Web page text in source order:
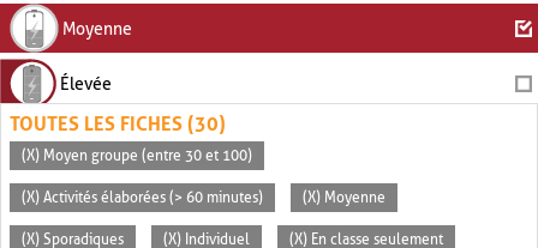
Moyenne
Élevée
TOUTES LES FICHES (30)
(X) Moyen groupe (entre 30 et 100)
(X) Activités élaborées (> 60 minutes) (X) Moyenne
(X) Sporadiques (X) Individuel (X) En classe seulement